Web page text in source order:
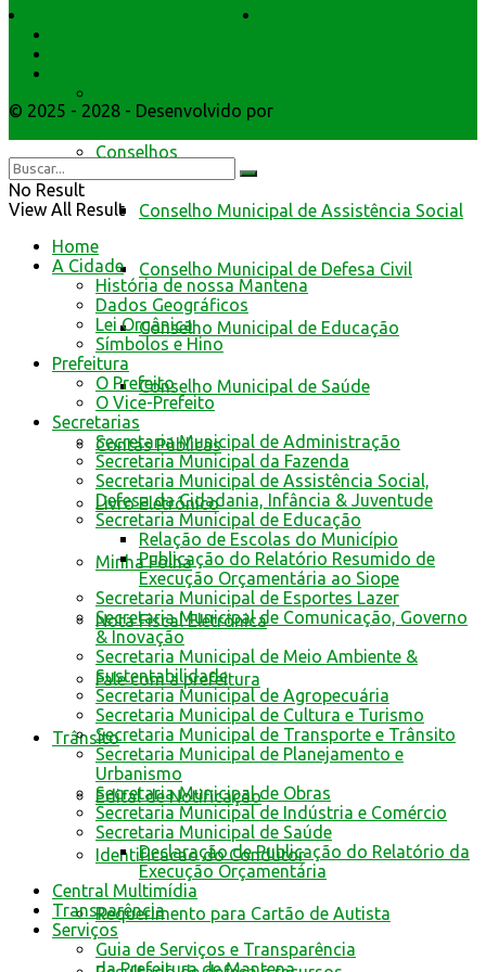
Conselhos
Conselho Municipal de Assistência Social
Conselho Municipal de Defesa Civil
Conselho Municipal de Educação
Conselho Municipal de Saúde
Contas Públicas
Livro Eletrônico
Minha Folha
Nota Fiscal Eletrônica
Fale com a prefeitura
Trânsito
Edital de Notificação
Identificacao do Condutor
Requerimento para Cartão de Autista
© 2025 - 2028 - Desenvolvido por
No Result
View All Result
Home
A Cidade
História de nossa Mantena
Dados Geográficos
Lei Orgânica
Símbolos e Hino
Prefeitura
O Prefeito
O Vice-Prefeito
Secretarias
Secretaria Municipal de Administração
Secretaria Municipal da Fazenda
Secretaria Municipal de Assistência Social,
Defesa da Cidadania, Infância & Juventude
Secretaria Municipal de Educação
Relação de Escolas do Município
Publicação do Relatório Resumido de
Execução Orçamentária ao Siope
Secretaria Municipal de Esportes Lazer
Secretaria Municipal de Comunicação, Governo
& Inovação
Secretaria Municipal de Meio Ambiente &
Sustentabilidade
Secretaria Municipal de Agropecuária
Secretaria Municipal de Cultura e Turismo
Secretaria Municipal de Transporte e Trânsito
Secretaria Municipal de Planejamento e
Urbanismo
Secretaria Municipal de Obras
Secretaria Municipal de Indústria e Comércio
Secretaria Municipal de Saúde
Declaração de Publicação do Relatório da
Execução Orçamentária
Central Multimídia
Transparência
Serviços
Guia de Serviços e Transparência